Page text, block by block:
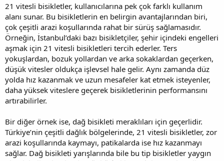
21 vitesli bisikletler, kullanıcılarına pek çok farklı kullanım
alanı sunar. Bu bisikletlerin en belirgin avantajlarından biri,
çok çeşitli arazi koşullarında rahat bir sürüş sağlamasıdır.
Örneğin, İstanbul’daki bazı bisikletçiler, şehir içindeki engelleri
aşmak için 21 vitesli bisikletleri tercih ederler. Ters
yokuşlardan, bozuk yollardan ve arka sokaklardan geçerken,
düşük vitesler oldukça işlevsel hale gelir. Aynı zamanda düz
yolda hız kazanmak ve uzun mesafeler kat etmek isteyenler,
daha yüksek viteslere geçerek bisikletlerinin performansını
artırabilirler.
Bir diğer örnek ise, dağ bisikleti meraklıları için geçerlidir.
Türkiye’nin çeşitli dağlık bölgelerinde, 21 vitesli bisikletler, zor
arazi koşullarında kaymayı, patikalarda ise hız kazanmayı
sağlar. Dağ bisikleti yarışlarında bile bu tip bisikletler yaygın